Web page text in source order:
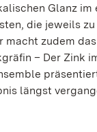
Glanz
die jeweils
zudem
– Der Zink
längst